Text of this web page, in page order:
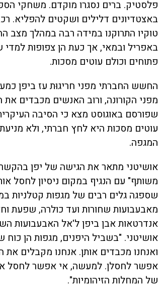
פלסטיק. ברים נסגרו מוקדם. משחקי
באצטדיונים דלילים ושקטים להפליא.
טוקיו התרוקנו במידה רבה במהלך מצב
באפריל ובמאי, אך כעת הן צפופות למדי
פתוחים וכולם עוטים מסכות.
החשש החברתי מפני חריגוּת עז ביפן
מפני הקורונה, ורוב האנשים מכבדים
שפורסם באוגוסט מצא כי הסיבה
עוטים מסכות היא לחץ חברתי, ולא
המגפה.
אושיטני מתאר את הגישה של יפן
משותף" עם הנגיף במקום ניסיון לחסל
שספגה גלים רבים של מגפות קטלניות
מאבעבועות שחורות ועד כולרה, שפעת
אנדרטאות אבן ביפן ל'אל האבעבועות
אושיטני. "בשביל היפנים, מגפות הן כוח
ואנחנו מכבדים אותן. אנחנו מקבלים
אפשר לחסלן. למעשה, אי אפשר לחסל
של המחלות הזיהומיות".